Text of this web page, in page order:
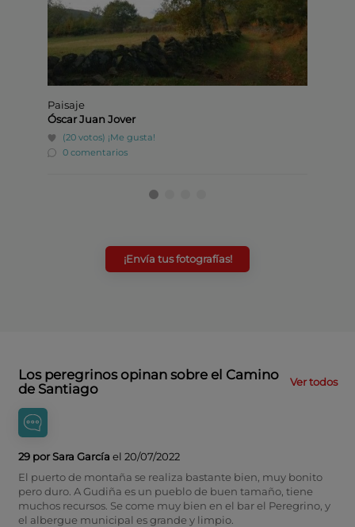
Paisaje
Óscar Juan Jover
(20 votos) ¡Me gusta!
0 comentarios
¡Envía tus fotografías!
Los peregrinos opinan sobre el Camino
de Santiago
Ver todos
29 por Sara García el 20/07/2022
El puerto de montaña se realiza bastante bien, muy bonito
pero duro. A Gudiña es un pueblo de buen tamaño, tiene
muchos recursos. Se come muy bien en el bar el Peregrino, y
el albergue municipal es grande y limpio.